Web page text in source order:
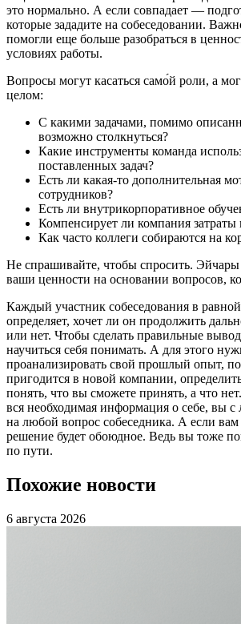
это нормально. А если совпадает —
которые зададите на собеседовании.
помогли еще больше разобраться в
условиях работы.
Вопросы могут касаться само́й роли, а
целом:
С какими задачами, помимо
возможно столкнуться?
Какие инструменты команда
поставленных задач?
Есть ли какая-то дополнительная
сотрудников?
Есть ли внутрикорпоративное
Компенсирует ли компания затраты
Как часто коллеги собираются на
Не спрашивайте, чтобы спросить.
ваши ценности на основании вопросов,
Каждый участник собеседования в
определяет, хочет ли он продолжить
или нет. Чтобы сделать правильные
научиться себя понимать. А для этого
проанализировать свой прошлый опыт,
пригодится в новой компании,
понять, что вы сможете принять, а что
вся необходимая информация о себе, вы с
на любой вопрос собеседника. А если
решение будет обоюдное. Ведь вы тоже
по пути.
Похожие новости
6 августа 2026